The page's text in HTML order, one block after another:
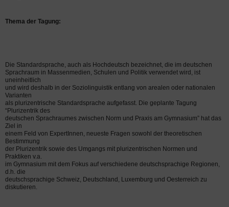
Thema der Tagung:
Die Standardsprache, auch als Hochdeutsch bezeichnet, die im deutschen
Sprachraum in Massenmedien, Schulen und Politik verwendet wird, ist
uneinheitlich
und wird deshalb in der Soziolinguistik entlang von arealen oder nationalen
Varianten
als plurizentrische Standardsprache aufgefasst. Die geplante Tagung
“Plurizentrik des
deutschen Sprachraumes zwischen Norm und Praxis am Gymnasium” hat das
Ziel in
einem Feld von ExpertInnen, neueste Fragen sowohl der theoretischen
Bestimmung
der Plurizentrik sowie des Umgangs mit plurizentrischen Normen und
Praktiken v.a.
im Gymnasium mit dem Fokus auf verschiedene deutschsprachige Regionen,
d.h. die
deutschsprachige Schweiz, Deutschland, Luxemburg und Oesterreich zu
diskutieren.